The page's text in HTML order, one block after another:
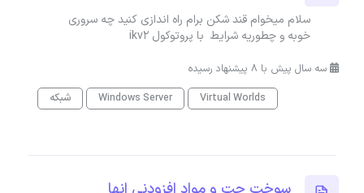
سلام میخوام قند شکن برام راه اندازی کنید چه سروری
خوبه و چطوریه شرایط با پروتوکول ikv2
سه سال پیش با 8 پیشنهاد رسیده
Virtual Worlds
Windows Server شبکه